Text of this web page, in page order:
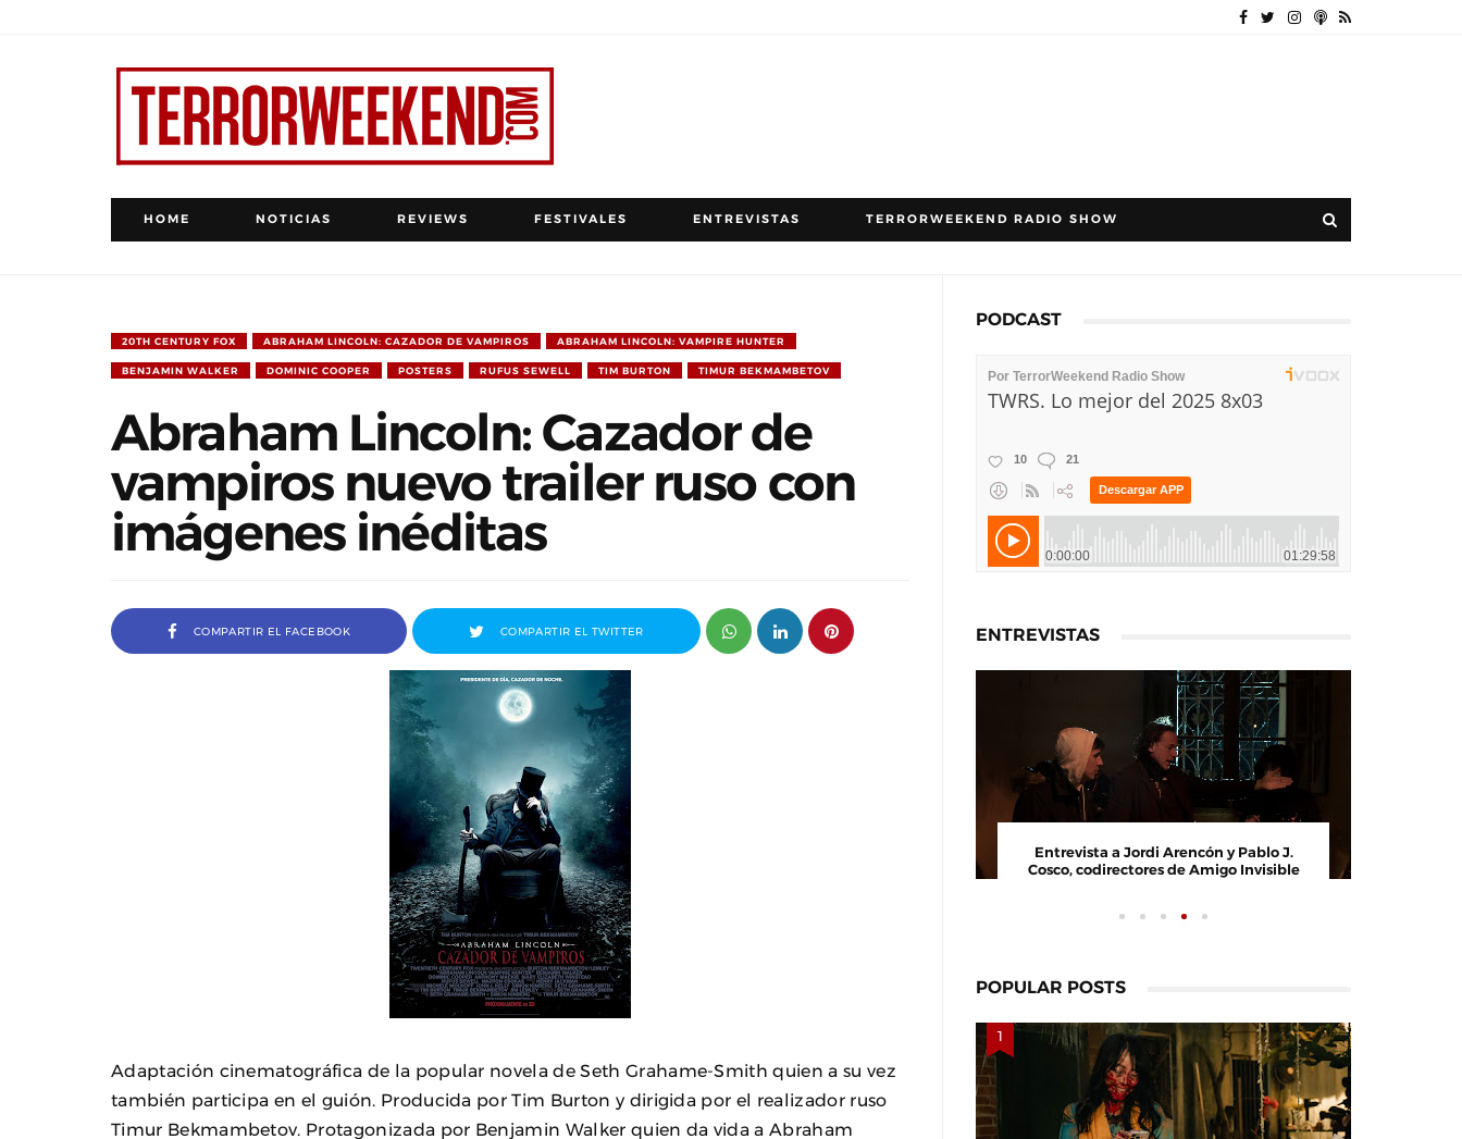
HOME NOTICIAS REVIEWS FESTIVALES ENTREVISTAS TERRORWEEKEND RADIO SHOW
20TH CENTURY FOX ABRAHAM LINCOLN: CAZADOR DE VAMPIROS ABRAHAM LINCOLN: VAMPIRE HUNTER
BENJAMIN WALKER DOMINIC COOPER POSTERS RUFUS SEWELL TIM BURTON TIMUR BEKMAMBETOV
Abraham Lincoln: Cazador de
vampiros nuevo trailer ruso con
imágenes inéditas
COMPARTIR EL FACEBOOK COMPARTIR EL TWITTER
Adaptación cinematográfica de la popular novela de Seth Grahame-Smith quien a su vez
también participa en el guión. Producida por Tim Burton y dirigida por el realizador ruso
Timur Bekmambetov. Protagonizada por Benjamin Walker quien da vida a Abraham
PODCAST
ENTREVISTAS
Entrevista a Jordi Arencón y Pablo J.
Cosco, codirectores de Amigo Invisible
Entrevista a Javier Rueda, organizador
del Madd Film Market
POPULAR POSTS